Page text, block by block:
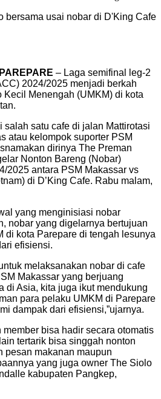
bersama usai nobar di D'King Cafe
– Laga semifinal leg-2
2024/2025 menjadi berkah
Kecil Menengah (UMKM) di kota
salah satu cafe di jalan Mattirotasi
atau kelompok suporter PSM
dirinya The Preman
Nonton Bareng (Nobar)
2025 antara PSM Makassar vs
di D’King Cafe. Rabu malam,
yang menginisiasi nobar
nobar yang digelarnya bertujuan
di kota Parepare di tengah lesunya
efisiensi.
melaksanakan nobar di cafe
Makassar yang berjuang
di Asia, kita juga ikut mendukung
para pelaku UMKM di Parepare
dampak dari efisiensi,”ujarnya.
member bisa hadir secara otomatis
tertarik bisa singgah nonton
pesan makanan maupun
yang juga owner The Siolo
kabupaten Pangkep,